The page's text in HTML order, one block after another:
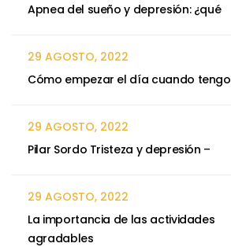
Apnea del sueño y depresión: ¿qué
29 AGOSTO, 2022
Cómo empezar el día cuando tengo
29 AGOSTO, 2022
Pilar Sordo Tristeza y depresión –
29 AGOSTO, 2022
La importancia de las actividades
agradables